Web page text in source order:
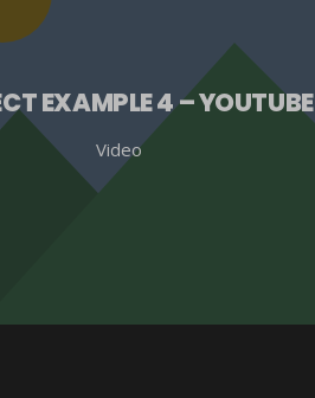
EXAMPLE 4 – YOUTUBE
Video